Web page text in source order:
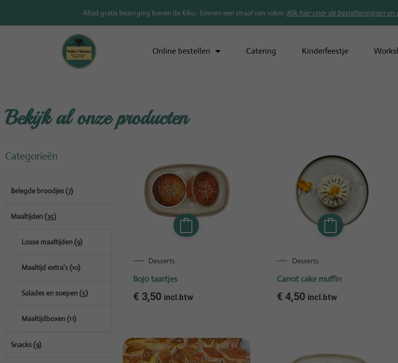
Altijd gratis bezorging boven de €80,- binnen een straal van 10km. Klik hier voor de besteltermijnen en
Online bestellen Catering Kinderfeestje
Bekijk al onze producten
Categorieën
Belegde broodjes(7)
Maaltijden (35)
Losse maaltijden (9)
Maaltijd extra's(10)
Salades en soepen (5)
Maaltijdboxen (11)
Snacks(9)
Desserts
Bojo taartjes
€ 3,50 incl.btw
Desserts
Carrot cake muffin
€ 4,50 incl.btw